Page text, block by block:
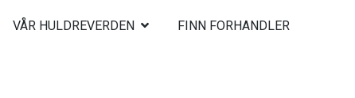
VÅR HULDREVERDEN FINN FORHANDLER